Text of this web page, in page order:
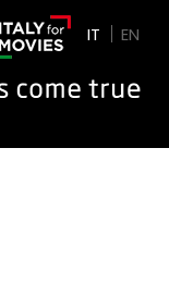
IT EN